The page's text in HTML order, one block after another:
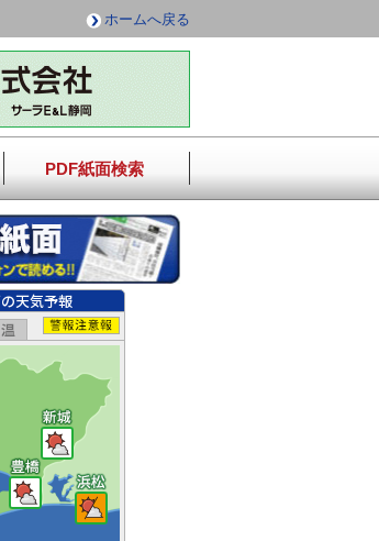
ホームへ戻る
PDF紙面検索